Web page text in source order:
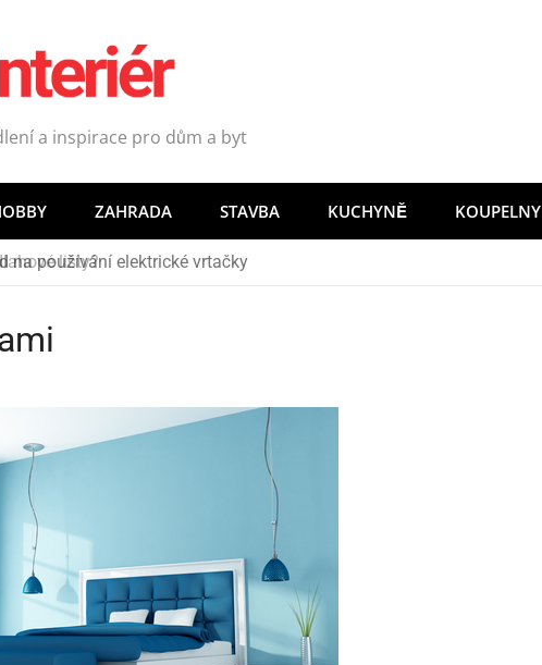
a inspirace pro dům a byt
ZAHRADA STAVBA KUCHYNĚ KOUPELNY
lišty?